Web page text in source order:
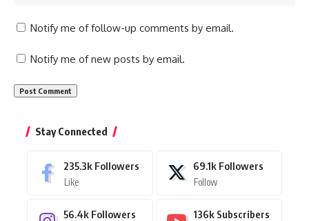
Notify me of follow-up comments by email.
Notify me of new posts by email.
Stay Connected
235.3k Followers
Like
69.1k Followers
Follow
56.4k Followers 136k Subscribers